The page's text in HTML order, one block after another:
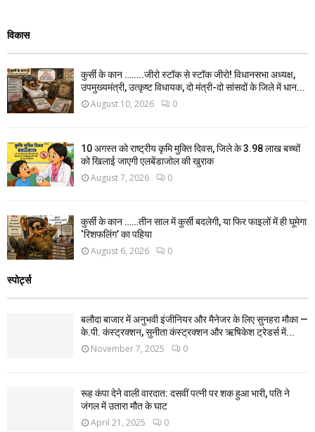
विकास
कुर्सी के कान ……..जीरो स्टॉक से स्टॉक जीरो! विधानसभा अध्यक्ष,
उपमुख्यमंत्री, उत्कृष्ट विधायक, दो मंत्री-दो सांसदों के जिले में धान...
August 10, 2026 0
10 अगस्त को राष्ट्रीय कृमि मुक्ति दिवस, जिले के 3.98 लाख बच्चों
को खिलाई जाएगी एलबेंडाजोल की खुराक
August 7, 2026 0
कुर्सी के कान ……तीन साल में कुर्सी बदलेगी, या फिर फाइलों में ही घूमेगा
‘रिशफलिंग’ का पहिया
August 6, 2026 0
स्पोर्ट्स
बलौदा बाजार में अनुभवी इंजीनियर और मैनेजर के लिए सुनहरा मौका —
के.पी. कंस्ट्रक्शन, सुनीता कंस्ट्रक्शन और ऋषिकेश ट्रेडर्स में...
November 7, 2025 0
रूह कंपा देने वाली वारदात: दसवीं पत्नी पर शक हुआ भारी, पति ने
जंगल में उतारा मौत के घाट
April 21, 2025 0